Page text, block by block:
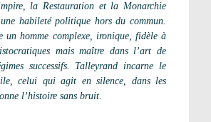
la Restauration et la Monarchie
habileté politique hors du commun.
un homme complexe, ironique, fidèle à
mais maître dans l’art de
successifs. Talleyrand incarne le
celui qui agit en silence, dans les
l’histoire sans bruit.